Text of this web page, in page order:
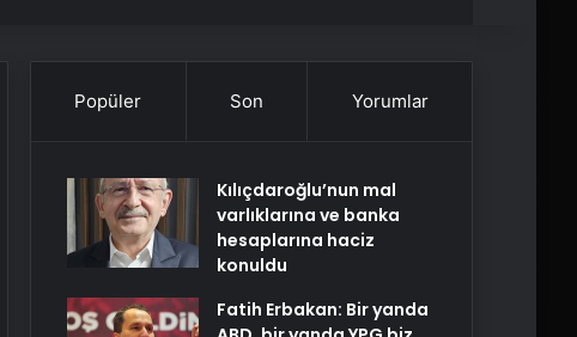
Popüler Son Yorumlar
Kılıçdaroğlu’nun mal
varlıklarına ve banka
hesaplarına haciz
konuldu
Fatih Erbakan: Bir yanda